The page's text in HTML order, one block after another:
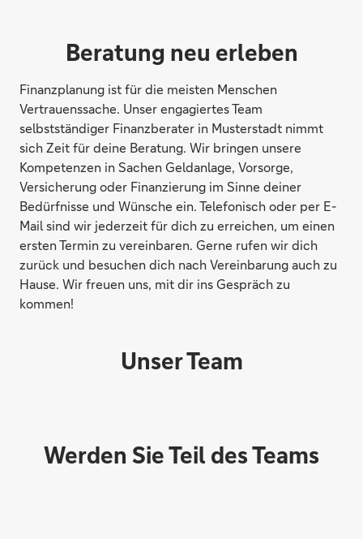
Beratung neu erleben
Finanzplanung ist für die meisten Menschen
Vertrauenssache. Unser engagiertes Team
selbstständiger Finanzberater in Musterstadt nimmt
sich Zeit für deine Beratung. Wir bringen unsere
Kompetenzen in Sachen Geldanlage, Vorsorge,
Versicherung oder Finanzierung im Sinne deiner
Bedürfnisse und Wünsche ein. Telefonisch oder per E-
Mail sind wir jederzeit für dich zu erreichen, um einen
ersten Termin zu vereinbaren. Gerne rufen wir dich
zurück und besuchen dich nach Vereinbarung auch zu
Hause. Wir freuen uns, mit dir ins Gespräch zu
kommen!
Unser Team
Werden Sie Teil des Teams